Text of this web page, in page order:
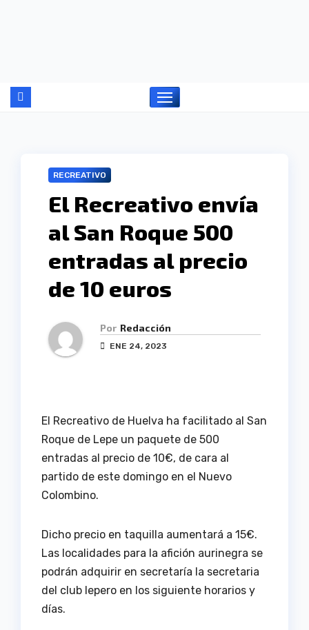
RECREATIVO
El Recreativo envía
al San Roque 500
entradas al precio
de 10 euros
Por Redacción
ENE 24, 2023
El Recreativo de Huelva ha facilitado al San
Roque de Lepe un paquete de 500
entradas al precio de 10€, de cara al
partido de este domingo en el Nuevo
Colombino.
Dicho precio en taquilla aumentará a 15€.
Las localidades para la afición aurinegra se
podrán adquirir en secretaría la secretaria
del club lepero en los siguiente horarios y
días.